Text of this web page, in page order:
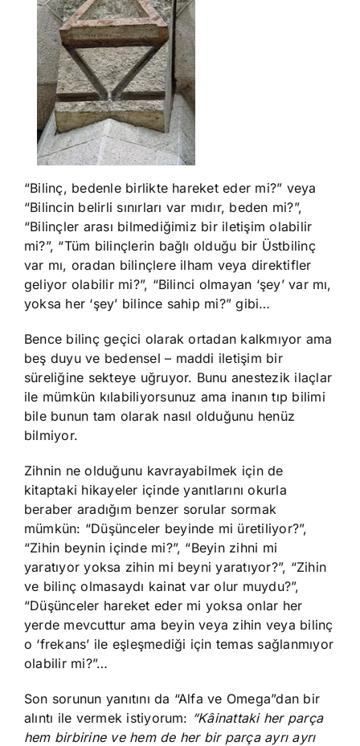
“Bilinç, bedenle birlikte hareket eder mi?” veya
“Bilincin belirli sınırları var mıdır, beden mi?”,
“Bilinçler arası bilmediğimiz bir iletişim olabilir
mi?”, “Tüm bilinçlerin bağlı olduğu bir Üstbilinç
var mı, oradan bilinçlere ilham veya direktifler
geliyor olabilir mi?”, “Bilinci olmayan ‘şey’ var mı,
yoksa her ‘şey’ bilince sahip mi?” gibi…
Bence bilinç geçici olarak ortadan kalkmıyor ama
beş duyu ve bedensel – maddi iletişim bir
süreliğine sekteye uğruyor. Bunu anestezik ilaçlar
ile mümkün kılabiliyorsunuz ama inanın tıp bilimi
bile bunun tam olarak nasıl olduğunu henüz
bilmiyor.
Zihnin ne olduğunu kavrayabilmek için de
kitaptaki hikayeler içinde yanıtlarını okurla
beraber aradığım benzer sorular sormak
mümkün: “Düşünceler beyinde mi üretiliyor?”,
“Zihin beynin içinde mi?”, “Beyin zihni mi
yaratıyor yoksa zihin mi beyni yaratıyor?”, “Zihin
ve bilinç olmasaydı kainat var olur muydu?”,
“Düşünceler hareket eder mi yoksa onlar her
yerde mevcuttur ama beyin veya zihin veya bilinç
o ‘frekans’ ile eşleşmediği için temas sağlanmıyor
olabilir mi?”…
Son sorunun yanıtını da “Alfa ve Omega”dan bir
alıntı ile vermek istiyorum: “Kâinattaki her parça
hem birbirine ve hem de her bir parça ayrı ayrı